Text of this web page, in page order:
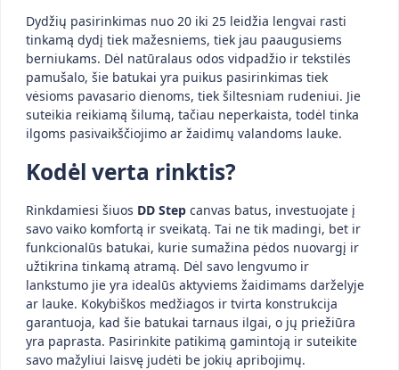
Dydžių pasirinkimas nuo 20 iki 25 leidžia lengvai rasti
tinkamą dydį tiek mažesniems, tiek jau paaugusiems
berniukams. Dėl natūralaus odos vidpadžio ir tekstilės
pamušalo, šie batukai yra puikus pasirinkimas tiek
vėsioms pavasario dienoms, tiek šiltesniam rudeniui. Jie
suteikia reikiamą šilumą, tačiau neperkaista, todėl tinka
ilgoms pasivaikščiojimo ar žaidimų valandoms lauke.
Kodėl verta rinktis?
Rinkdamiesi šiuos DD Step canvas batus, investuojate į
savo vaiko komfortą ir sveikatą. Tai ne tik madingi, bet ir
funkcionalūs batukai, kurie sumažina pėdos nuovargį ir
užtikrina tinkamą atramą. Dėl savo lengvumo ir
lankstumo jie yra idealūs aktyviems žaidimams darželyje
ar lauke. Kokybiškos medžiagos ir tvirta konstrukcija
garantuoja, kad šie batukai tarnaus ilgai, o jų priežiūra
yra paprasta. Pasirinkite patikimą gamintoją ir suteikite
savo mažyliui laisvę judėti be jokių apribojimų.